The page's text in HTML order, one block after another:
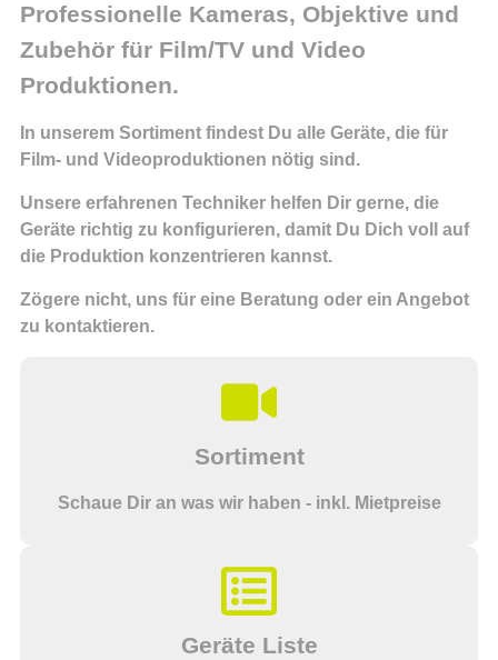
Sortiment
Schaue Dir an was wir haben - inkl. Mietpreise
Geräte Liste
Professionelle Kameras, Objektive und
Zubehör für Film/TV und Video
Produktionen.
In unserem Sortiment findest Du alle Geräte, die für
Film- und Videoproduktionen nötig sind.
Unsere erfahrenen Techniker helfen Dir gerne, die
Geräte richtig zu konfigurieren, damit Du Dich voll auf
die Produktion konzentrieren kannst.
Zögere nicht, uns für eine Beratung oder ein Angebot
zu kontaktieren.